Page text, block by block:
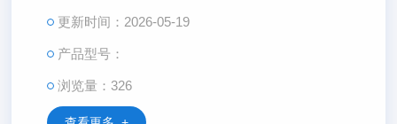
, 安装维修方便。
更新时间：2026-05-19
产品型号：
浏览量：326